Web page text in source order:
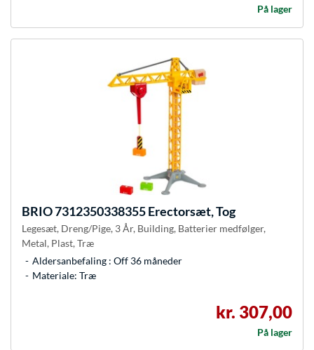
På lager
BRIO7312350338355 Erectorsæt, Tog
Legesæt, Dreng/Pige, 3 År, Building, Batterier medfølger,
Metal, Plast, Træ
Aldersanbefaling : Off 36 måneder
Materiale: Træ
kr. 307,00
På lager